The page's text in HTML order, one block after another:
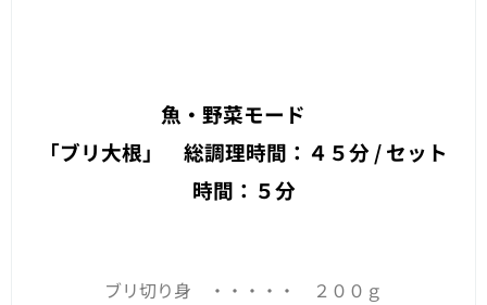
魚・野菜モード
「ブリ大根」 総調理時間：４５分 / セット
時間：５分
ブリ切り身 ・・・・・ ２００ｇ